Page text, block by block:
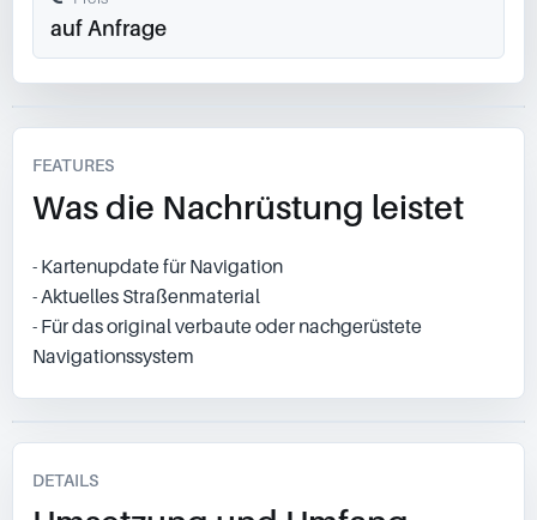
auf Anfrage
FEATURES
Was die Nachrüstung leistet
- Kartenupdate für Navigation
- Aktuelles Straßenmaterial
- Für das original verbaute oder nachgerüstete
Navigationssystem
DETAILS